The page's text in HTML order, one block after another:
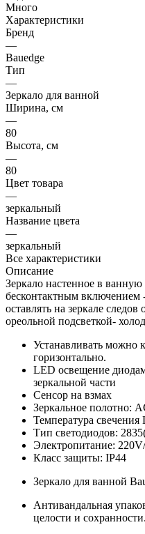
Много
Характеристики
Бренд
—
Bauedge
Тип
—
Зеркало для ванной
Ширина, см
—
80
Высота, см
—
80
Цвет товара
—
зеркальный
Название цвета
—
зеркальный
Все характеристики
Описание
Зеркало настенное в
бесконтактным включением
оставлять на зеркале
ореольной подсветкой-
Устанавливать можно
горизонтально.
LED освещение
зеркальной части
Сенсор на взмах
Зеркальное полотно:
Температура
Тип светодиодов:
Электропитание:
Класс защиты: IP44
Зеркало для ванной
Антивандальная
целости и сохранности.